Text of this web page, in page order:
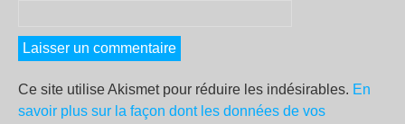
Ce site utilise Akismet pour réduire les indésirables. En
savoir plus sur la façon dont les données de vos